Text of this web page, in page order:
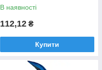
В наявності
112,12 ₴
Купити